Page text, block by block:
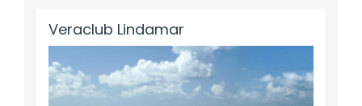
Veraclub Lindamar